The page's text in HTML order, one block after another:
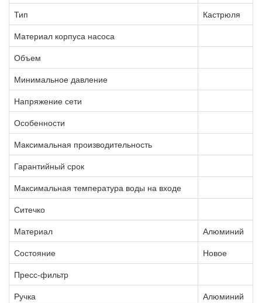
Тип
Кастрюля
Материал корпуса насоса
Объем
Минимальное давление
Напряжение сети
Особенности
Максимальная производительность
Гарантийный срок
Максимальная температура воды на входе
Ситечко
Материал
Алюминий
Состояние
Новое
Пресс-фильтр
Ручка
Алюминий